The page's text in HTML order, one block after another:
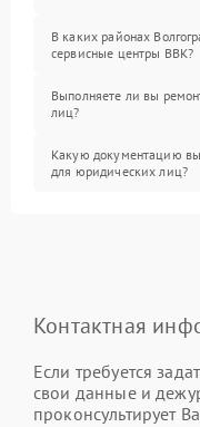
В каких районах
сервисные центры BBK?
Выполняете ли вы
лиц?
Какую документацию вы
для юридических лиц?
Контактная
Если требуется
свои данные и
проконсультирует